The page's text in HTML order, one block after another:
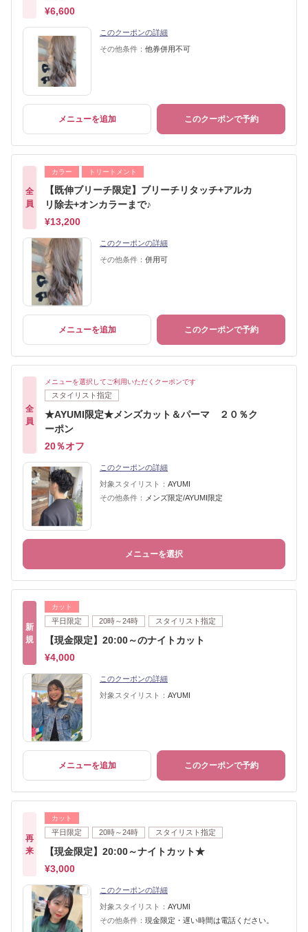
¥6,600
このクーポンの詳細
その他条件： 他券併用不可
メニューを追加 このクーポンで予約
全
員
カラー トリートメント
【既伸ブリーチ限定】ブリーチリタッチ+アルカ
リ除去+オンカラーまで♪
¥13,200
このクーポンの詳細
その他条件： 併用可
メニューを追加 このクーポンで予約
全
員
メニューを選択してご利用いただくクーポンです
スタイリスト指定
★AYUMI限定★メンズカット＆パーマ ２０％ク
ーポン
20％オフ
このクーポンの詳細
対象スタイリスト： AYUMI
その他条件：
メンズ限定/AYUMI限定
メニューを選択
新
規
カット
平日限定 20時～24時 スタイリスト指定
【現金限定】20:00～のナイトカット
¥4,000
このクーポンの詳細
対象スタイリスト： AYUMI
メニューを追加 このクーポンで予約
再
来
カット
平日限定 20時～24時 スタイリスト指定
【現金限定】20:00～ナイトカット★
¥3,000
このクーポンの詳細
対象スタイリスト： AYUMI
その他条件： 現金限定・遅い時間は電話ください。